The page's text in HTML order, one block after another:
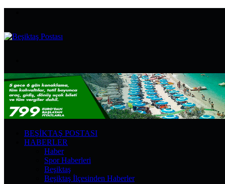
...
BEŞIKTAŞ POSTASI
HABERLER
Haber
Spor Haberleri
Beşiktaş
Beşiktaş İlçesinden Haberler